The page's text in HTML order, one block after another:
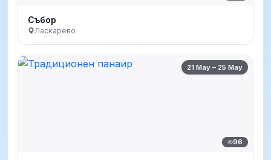
Събор
Ласкарево
21 May – 25 May
96